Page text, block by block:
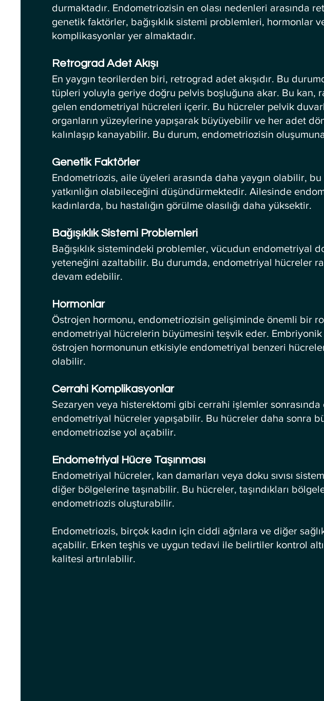
durmaktadır. Endometriozisin en olası nedenleri arasında
genetik faktörler, bağışıklık sistemi problemleri, hormonlar
komplikasyonlar yer almaktadır.
Retrograd Adet Akışı
En yaygın teorilerden biri, retrograd adet akışıdır. Bu
tüpleri yoluyla geriye doğru pelvis boşluğuna akar. Bu kan,
gelen endometriyal hücreleri içerir. Bu hücreler pelvik
organların yüzeylerine yapışarak büyüyebilir ve her adet
kalınlaşıp kanayabilir. Bu durum, endometriozisin
Genetik Faktörler
Endometriozis, aile üyeleri arasında daha yaygın olabilir,
yatkınlığın olabileceğini düşündürmektedir. Ailesinde
kadınlarda, bu hastalığın görülme olasılığı daha yüksektir.
Bağışıklık Sistemi Problemleri
Bağışıklık sistemindeki problemler, vücudun endometriyal
yeteneğini azaltabilir. Bu durumda, endometriyal hücreler
devam edebilir.
Hormonlar
Östrojen hormonu, endometriozisin gelişiminde önemli bir
endometriyal hücrelerin büyümesini teşvik eder.
östrojen hormonunun etkisiyle endometriyal benzeri
olabilir.
Cerrahi Komplikasyonlar
Sezaryen veya histerektomi gibi cerrahi işlemler
endometriyal hücreler yapışabilir. Bu hücreler daha sonra
endometriozise yol açabilir.
Endometriyal Hücre Taşınması
Endometriyal hücreler, kan damarları veya doku sıvısı
diğer bölgelerine taşınabilir. Bu hücreler, taşındıkları
endometriozis oluşturabilir.
Endometriozis, birçok kadın için ciddi ağrılara ve diğer
açabilir. Erken teşhis ve uygun tedavi ile belirtiler kontrol
kalitesi artırılabilir.